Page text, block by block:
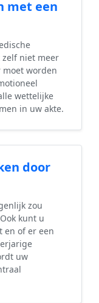
met een
niet meer
moet worden
wettelijke
in uw akte.
door
zou
kunt u
en of er een
uw